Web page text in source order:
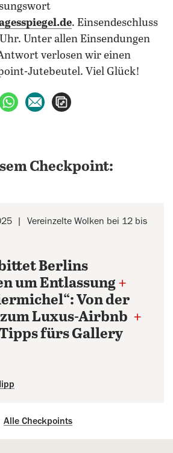
. Einsendeschluss
Unter allen Einsendungen
verlosen wir einen
Jutebeutel. Viel Glück!
teilen
X teilen
per WhatsApp teilen
per E-Mail teilen
Checkpoint:
Vereinzelte Wolken bei 12 bis
Berlins
um Entlassung+
Von der
Luxus-Airbnb +
fürs Gallery
Alle Checkpoints